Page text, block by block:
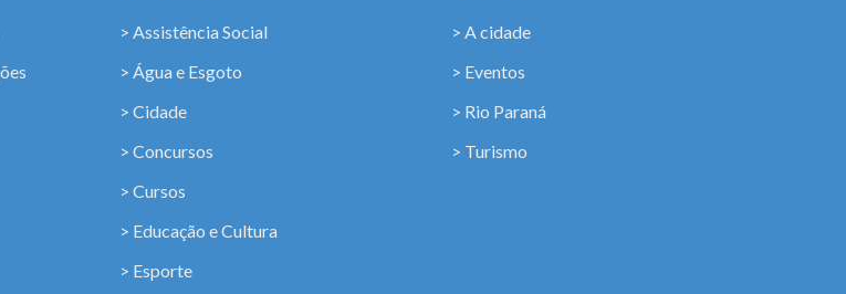
> Assistência Social
> Água e Esgoto
> Cidade
> Concursos
> Cursos
> Educação e Cultura
> Esporte
> A cidade
> Eventos
> Rio Paraná
> Turismo